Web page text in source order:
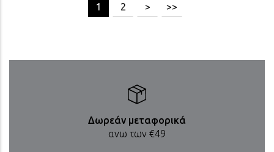
1 2 > >>
Δωρεάν μεταφορικά
ανω των €49